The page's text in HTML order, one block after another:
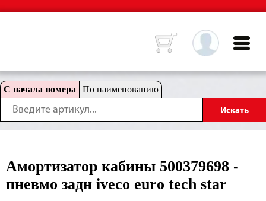
С начала номера По наименованию
Амортизатор кабины 500379698 -
пневмо задн iveco euro tech star